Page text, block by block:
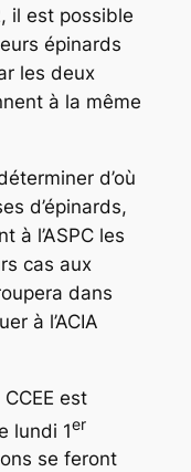
il est possible
épinards
les deux
à la même
d’où
d’épinards,
à l’ASPC les
cas aux
dans
à l’ACIA
est
lundi 1er
se feront